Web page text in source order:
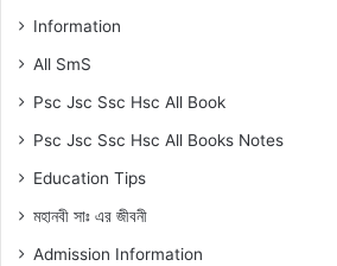
Information
All SmS
Psc Jsc Ssc Hsc All Book
Psc Jsc Ssc Hsc All Books Notes
Education Tips
মহানবী সাঃ এর জীবনী
Admission Information